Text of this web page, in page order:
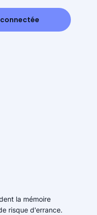
la mémoire
risque d'errance.